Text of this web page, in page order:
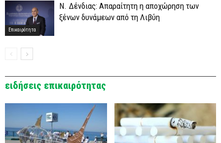
Επικαιρότητα
Ν. Δένδιας: Απαραίτητη η αποχώρηση των
ξένων δυνάμεων από τη Λιβύη
ειδήσεις επικαιρότητας